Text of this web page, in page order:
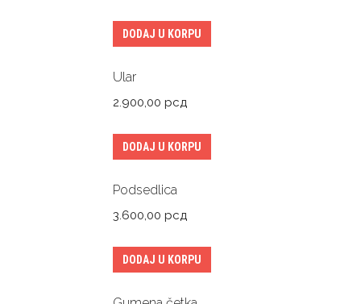
DODAJ U KORPU
Ular
2.900,00 рсд
DODAJ U KORPU
Podsedlica
3.600,00 рсд
DODAJ U KORPU